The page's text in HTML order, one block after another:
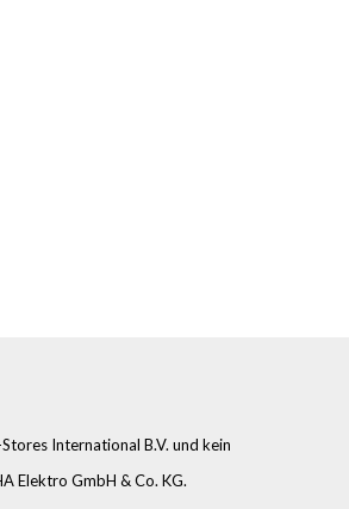
International B.V. und kein
Elektro GmbH & Co. KG.